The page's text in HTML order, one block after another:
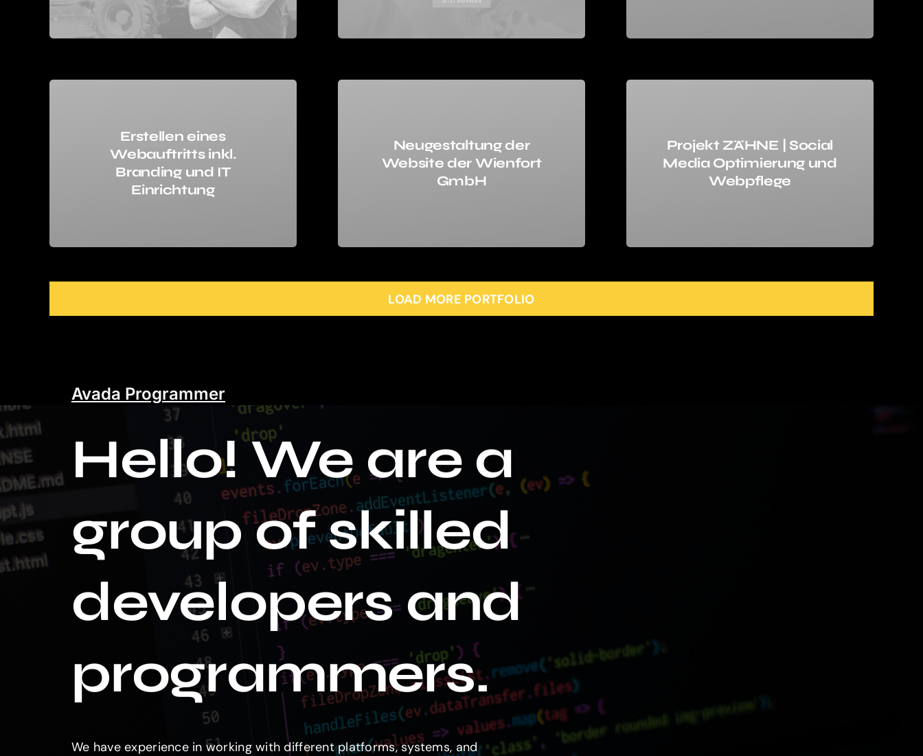
Erstellen eines
Webauftritts inkl.
Branding und IT
Einrichtung
Neugestaltung der
Website der Wienfort
GmbH
Projekt ZÄHNE | Social
Media Optimierung und
Webpflege
LOAD MORE PORTFOLIO
Avada Programmer
Hello! We are a
group of skilled
developers and
programmers.
We have experience in working with different platforms, systems, and
Webseiten Starter Dezign
Sichere dir jetzt kostenlosen Zugang zur Business Dezigner Academy
und erhalte das Modul „Webseiten-Starter-Dezign“ kostenlos! Starte
durch und lerne, wie du deine eigene Webseite einfach und ohne
Vorkenntnisse erstellen kannst. Trage dich ein und beginne sofort!
Sie sehen gerade einen Platzhalterinhalt vonHubSpot. Um
auf den eigentlichen Inhalt zuzugreifen, klicken Sie auf die
Schaltfläche unten. Bitte beachten Sie, dass dabei Daten
an Drittanbieter weitergegeben werden.